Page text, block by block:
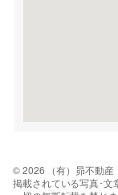
© 2026 （有）昴不動産
掲載されている写真･文